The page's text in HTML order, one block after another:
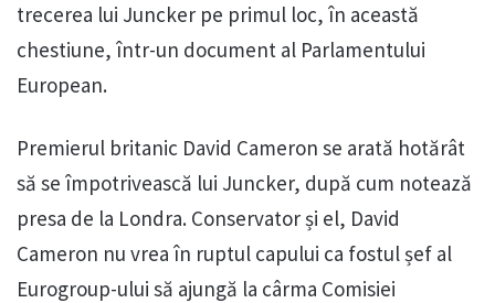
trecerea lui Juncker pe primul loc, în această
chestiune, într-un document al Parlamentului
European.
Premierul britanic David Cameron se arată hotărât
să se împotrivească lui Juncker, după cum notează
presa de la Londra. Conservator și el, David
Cameron nu vrea în ruptul capului ca fostul șef al
Eurogroup-ului să ajungă la cârma Comisiei